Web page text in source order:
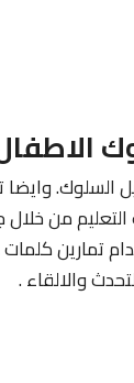
وايضا
من خلال
تمارين
والالقاء .